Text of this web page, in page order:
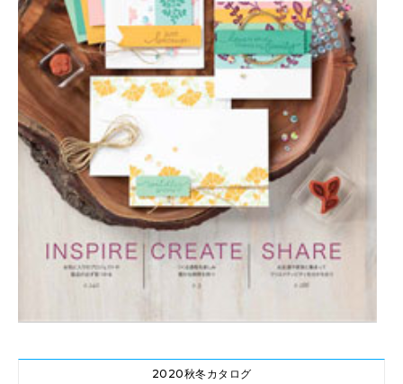
2020秋冬カタログ